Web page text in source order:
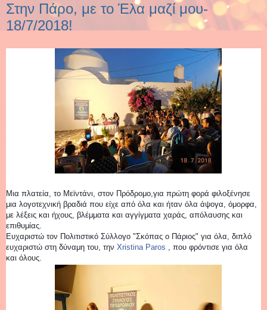
Στην Πάρο, με το Έλα μαζί μου-
18/7/2018!
Μια πλατεία, το Μεϊντάνι, στον Πρόδρομο,για πρώτη φορά φιλοξένησε
μια λογοτεχνική βραδιά που είχε από όλα και ήταν όλα άψογα, όμορφα,
με λέξεις και ήχους, βλέμματα και αγγίγματα χαράς, απόλαυσης και
επιθυμίας.
Ευχαριστώ τον Πολιτιστικό Σύλλογο "Σκόπας ο Πάριος" για όλα, διπλό
ευχαριστώ στη δύναμη του, την Xristina Paros , που φρόντισε για όλα
και όλους.